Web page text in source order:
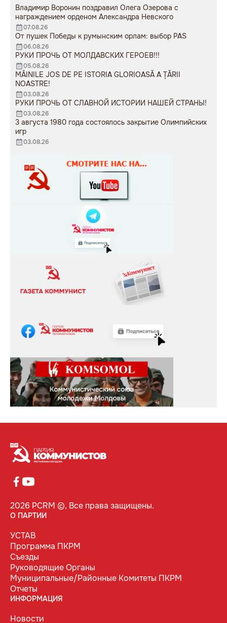
Владимир Воронин поздравил Олега Озерова с
награждением орденом Александра Невского
07.08.26
От пушек Победы к румынским орлам: выбор PAS
06.08.26
РУКИ ПРОЧЬ ОТ МОЛДАВСКИХ ГЕРОЕВ!!!
05.08.26
MÂINILE JOS DE PE ISTORIA GLORIOASĂ A ȚĂRII
NOASTRE!
03.08.26
РУКИ ПРОЧЬ ОТ СЛАВНОЙ ИСТОРИИ НАШЕЙ СТРАНЫ!
03.08.26
3 августа 1980 года состоялось закрытие Олимпийских
игр
03.08.26
2026 PCRM ©, Все права защищены.
О ПАРТИИ
УСТАВ
Программа ПКРМ
Съезды
Руководящие Органы
Муниципальные/Районные Комитеты ПКРМ
Отчеты
ИНФОРМАЦИЯ
Новости